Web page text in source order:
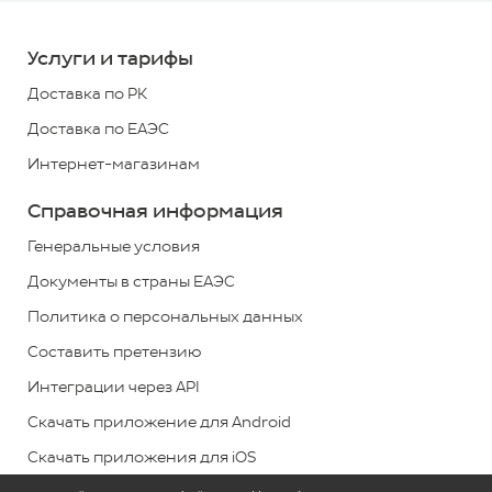
*
+7
(727)
313
2779
*звонок
РК
бесплатный
связь
Услуги и тарифы
Доставка по РК
Доставка по ЕАЭС
Интернет-магазинам
Справочная информация
Генеральные условия
Документы в страны ЕАЭС
Политика о персональных данных
Составить претензию
Интеграции через API
Скачать приложение для Android
Скачать приложения для iOS